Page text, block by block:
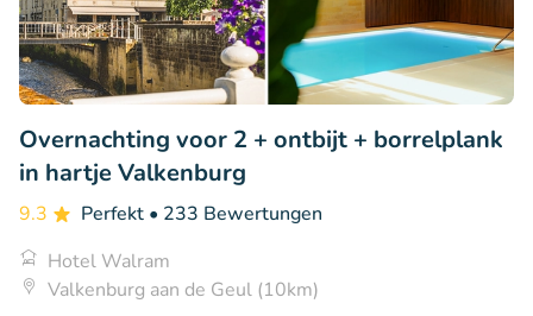
Overnachting voor 2 + ontbijt + borrelplank
in hartje Valkenburg
9.3 Perfekt • 233 Bewertungen
Hotel Walram
Valkenburg aan de Geul (10km)